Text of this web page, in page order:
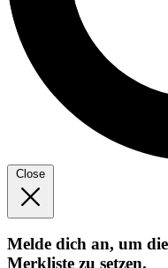
Close
Melde dich an, um
Merkliste zu setzen.